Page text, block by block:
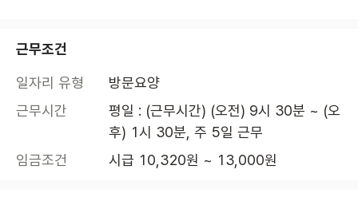
근무조건
일자리 유형
방문요양
근무시간
평일 : (근무시간) (오전) 9시 30분 ~ (오
후) 1시 30분, 주 5일 근무
임금조건
시급 10,320원 ~ 13,000원